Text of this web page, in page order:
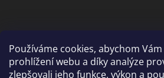
Používáme cookies, abychom
prohlížení webu a díky analýze
zlepšovali jeho funkce, výkon a
Vytvořil